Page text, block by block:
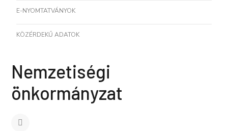
E-NYOMTATVÁNYOK
KÖZÉRDEKŰ ADATOK
Nemzetiségi
önkormányzat